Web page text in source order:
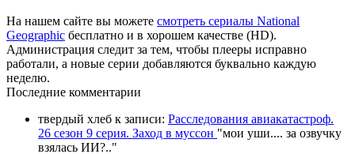
На нашем сайте вы можете смотреть сериалы National
Geographic бесплатно и в хорошем качестве (HD).
Администрация следит за тем, чтобы плееры исправно
работали, а новые серии добавляются буквально каждую
неделю.
Последние комментарии
твердый хлеб к записи: Расследования авиакатастроф.
26 сезон 9 серия. Заход в муссон "мои уши.... за озвучку
взялась ИИ?.."